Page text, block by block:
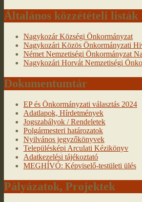
Általános közzétételi listák
Nagykozár Községi Önkormányzat
Nagykozári Közös Önkormányzati
Német Nemzetiségi Önkormányzat
Nagykozári Horvát Nemzetiségi
Dokumentumtár
EP és Önkormányzati választás 2024
Adatlapok, Hírdetmények
Jogszabályok / Rendeletek
Polgármesteri határozatok
Nyilvános jegyzőkönyvek
Településképi Arculati Kézikönyv
Adatkezelési tájékoztató
MEGHÍVÓ: Képviselő-testületi ülés
Pályázatok, Projektek